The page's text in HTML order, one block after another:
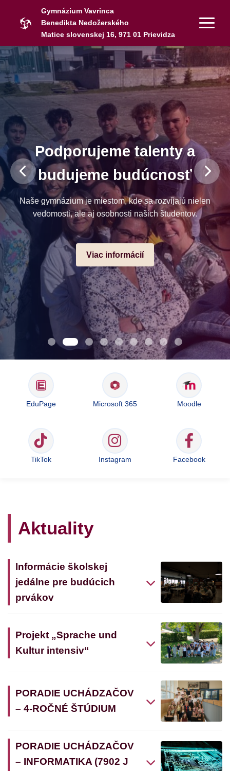
Gymnázium Vavrinca
Benedikta Nedožerského
Matice slovenskej 16, 971 01 Prievidza
Podporujeme talenty a
budujeme budúcnosť
Naše gymnázium je miestom, kde sa rozvíjajú nielen
vedomosti, ale aj osobnosti našich študentov.
Viac informácií
EduPage Microsoft 365 Moodle
TikTok Instagram Facebook
Aktuality
Informácie školskej
jedálne pre budúcich
prvákov
Projekt „Sprache und
Kultur intensiv“
PORADIE UCHÁDZAČOV
– 4-ROČNÉ ŠTÚDIUM
PORADIE UCHÁDZAČOV
– INFORMATIKA (7902 J